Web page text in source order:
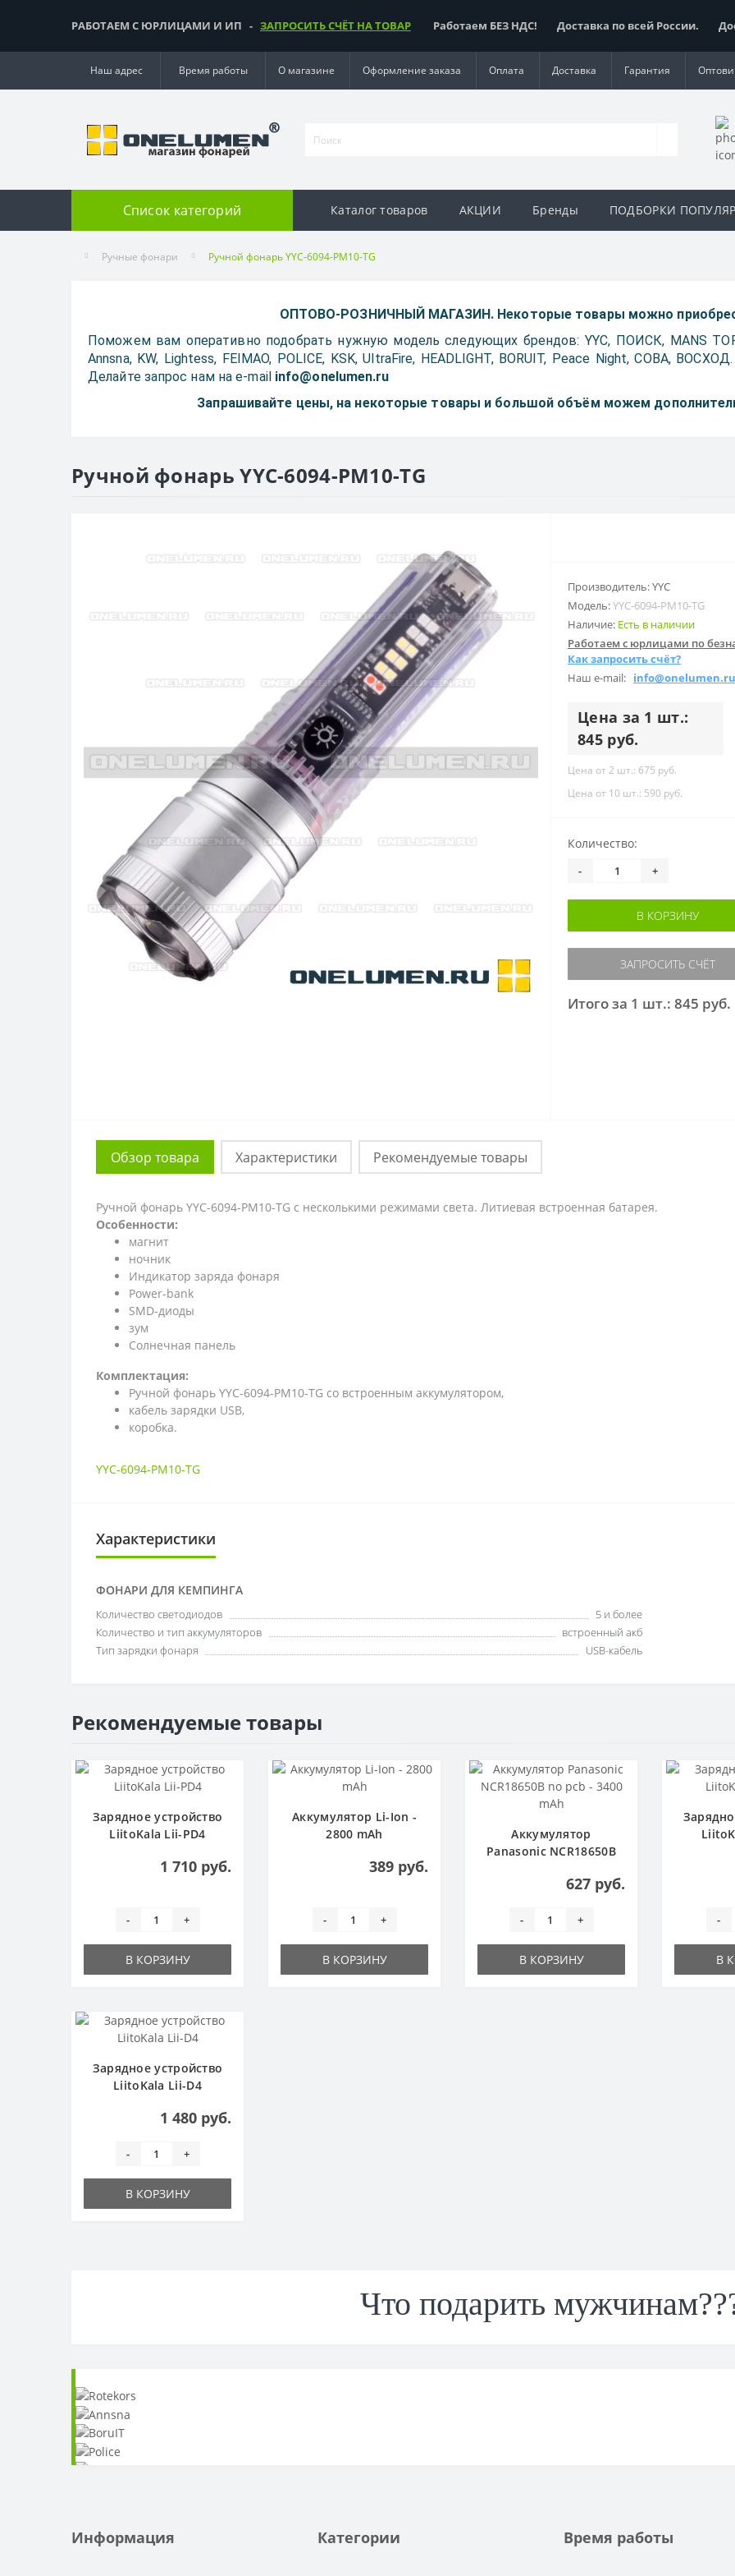
РАБОТАЕМ С ЮРЛИЦАМИ И ИП - ЗАПРОСИТЬ СЧЁТ НА ТОВАР Работаем БЕЗ НДС! Доставка по всей России.
Наш адрес Время работы О магазине Оформление заказа Оплата Доставка Гарантия
Список категорий Каталог товаров АКЦИИ Бренды ПОДБОРКИ
Ручные фонари Ручной фонарь YYC-6094-PM10-TG
ОПТОВО-РОЗНИЧНЫЙ МАГАЗИН. Некоторые товары можно
Поможем вам оперативно подобрать нужную модель следующих брендов: YYC, ПОИСК, MANS TOR,
Annsna, KW, Lightess, FEIMAO, POLICE, KSK, UltraFire, HEADLIGHT, BORUIT, Peace Night, COBA,
Делайте запрос нам на e-mail info@onelumen.ru
Запрашивайте цены, на некоторые товары и большой объём можем
Ручной фонарь YYC-6094-PM10-TG
Производитель: YYC
Модель:YYC-6094-PM10-TG
Наличие: Есть в наличии
Работаем с юрлицами по
Как запросить счёт?
Наш e-mail: info@onelumen.ru
Цена за 1 шт.:
845 руб.
Цена от 2 шт.: 675 руб.
Цена от 10 шт.: 590 руб.
Количество:
- +
В КОРЗИНУ
ЗАПРОСИТЬ СЧЁТ
Итого за 1 шт.: 845 руб.
Обзор товара Характеристики Рекомендуемые товары
Ручной фонарь YYC-6094-PM10-TG с несколькими режимами света. Литиевая встроенная батарея.
Особенности:
магнит
ночник
Индикатор заряда фонаря
Power-bank
SMD-диоды
зум
Солнечная панель
Комплектация:
Ручной фонарь YYC-6094-PM10-TG со встроенным аккумулятором,
кабель зарядки USB,
коробка.
YYC-6094-PM10-TG
Характеристики
ФОНАРИ ДЛЯ КЕМПИНГА
Количество светодиодов
5 и более
Количество и тип аккумуляторов
встроенный акб
Тип зарядки фонаря
USB-кабель
Рекомендуемые товары
Зарядное устройство
LiitoKala Lii-PD4
1 710 руб.
- +
В КОРЗИНУ
Аккумулятор Li-Ion -
2800 mAh
389 руб.
- +
В КОРЗИНУ
Аккумулятор
Panasonic NCR18650B
627 руб.
- +
В КОРЗИНУ
-
В
Зарядное устройство
LiitoKala Lii-D4
1 480 руб.
- +
В КОРЗИНУ
Что подарить
Информация Категории Время работы